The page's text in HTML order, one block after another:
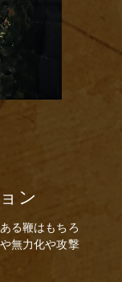
ン
る鞭はもちろ
無力化や攻撃